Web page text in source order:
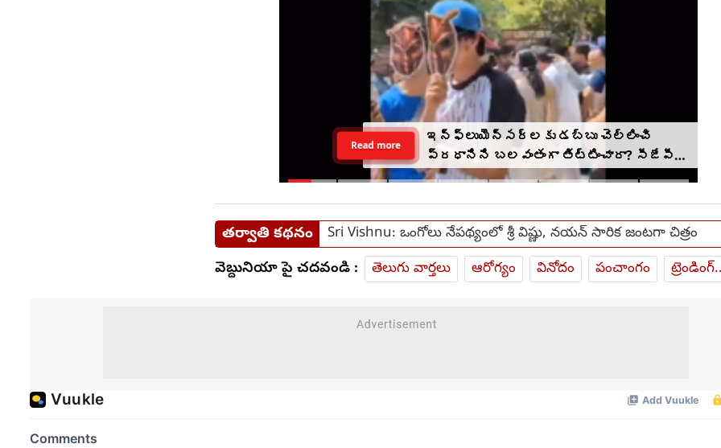
ఇన్‌ఫ్లుయెన్సర్‌లకు డబ్బు చెల్లించి
ప్రధానిని బలవంతంగా తిట్టించారా? సీజేపీ
మెడకు ఉచ్చు బిగుస్తుందా?
Read more
తర్వాతి కథనం Sri Vishnu: ఒంగోలు నేపథ్యంలో శ్రీ విష్ణు, నయన్ సారిక జంటగా చిత్రం
వెబ్దునియా పై చదవండి : తెలుగు వార్తలు ఆరోగ్యం వినోదం పంచాంగం ట్రెండింగ్..